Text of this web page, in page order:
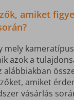
amiket
mely
azok a
alábbiakban
amiket
vásárlás